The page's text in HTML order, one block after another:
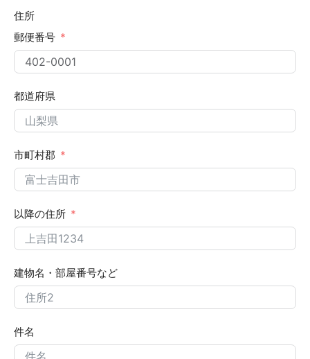
住所
郵便番号
都道府県
市町村郡
以降の住所
建物名・部屋番号など
件名